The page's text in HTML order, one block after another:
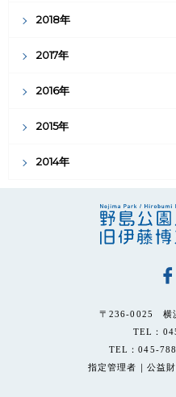
2018年
2017年
2016年
2015年
2014年
〒236-0025 横
TEL：
TEL：045-
指定管理者｜公益